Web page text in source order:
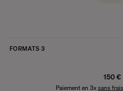
FORMATS 3
150 €
Paiement en 3x sans frais